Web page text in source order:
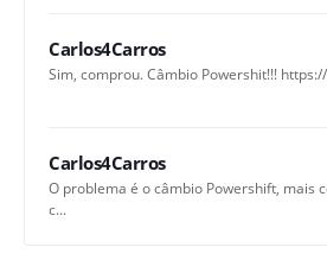
Carlos4Carros
Sim, comprou. Câmbio Powershit!!!
Carlos4Carros
O problema é o câmbio Powershift, mais
c...